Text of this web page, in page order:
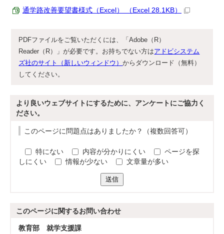
通学路改善要望書様式（Excel） （Excel 28.1KB）
PDFファイルをご覧いただくには、「Adobe（R）
Reader（R）」が必要です。お持ちでない方はアドビシステム
ズ社のサイト（新しいウィンドウ）からダウンロード（無料）
してください。
より良いウェブサイトにするために、アンケートにご協力く
ださい。
このページに問題点はありましたか？（複数回答可）
特にない 内容が分かりにくい
ページを探
しにくい
情報が少ない 文章量が多い
送信
このページに関するお問い合わせ
教育部 就学支援課